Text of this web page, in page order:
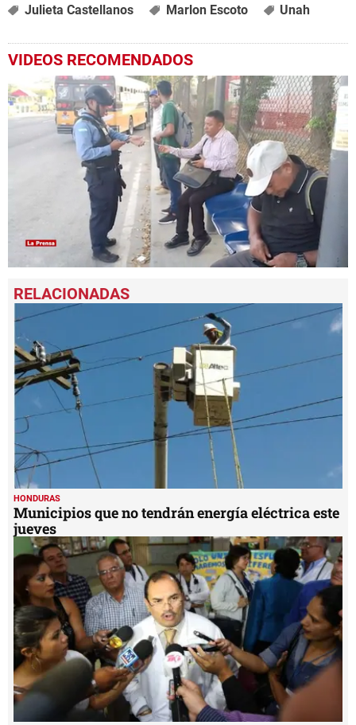
Julieta Castellanos Marlon Escoto Unah
VIDEOS RECOMENDADOS
seconds
of
minute,
seconds
HONDURAS
Municipios que no tendrán energía eléctrica este
jueves